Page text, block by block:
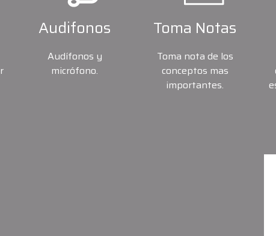
Audifonos
Audífonos y
micrófono.
Toma Notas
Toma nota de los
conceptos mas
importantes.